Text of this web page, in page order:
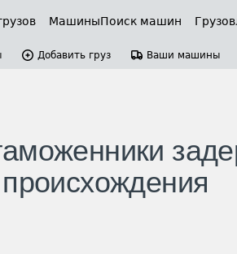
МашиныПоиск машин
Добавить груз Ваши машины